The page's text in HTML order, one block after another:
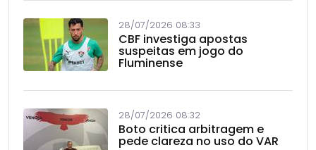
28/07/2026 08:33
CBF investiga apostas
suspeitas em jogo do
Fluminense
28/07/2026 08:32
Boto critica arbitragem e
pede clareza no uso do VAR